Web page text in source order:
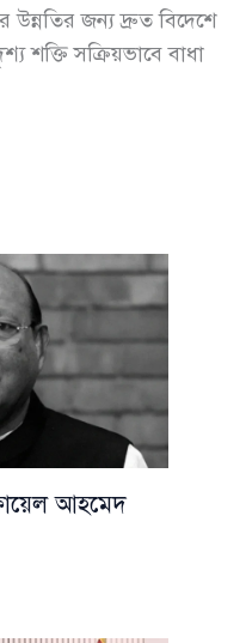
উন্নতির জন্য দ্রুত বিদেশে
শক্তি সক্রিয়ভাবে বাধা
আহমেদ